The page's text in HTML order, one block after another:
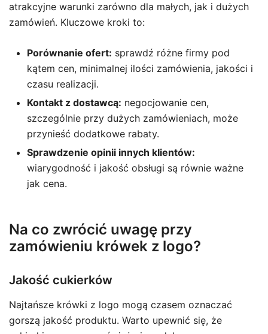
atrakcyjne warunki zarówno dla małych, jak i dużych
zamówień. Kluczowe kroki to:
Porównanie ofert: sprawdź różne firmy pod
kątem cen, minimalnej ilości zamówienia, jakości i
czasu realizacji.
Kontakt z dostawcą: negocjowanie cen,
szczególnie przy dużych zamówieniach, może
przynieść dodatkowe rabaty.
Sprawdzenie opinii innych klientów:
wiarygodność i jakość obsługi są równie ważne
jak cena.
Na co zwrócić uwagę przy
zamówieniu krówek z logo?
Jakość cukierków
Najtańsze krówki z logo mogą czasem oznaczać
gorszą jakość produktu. Warto upewnić się, że